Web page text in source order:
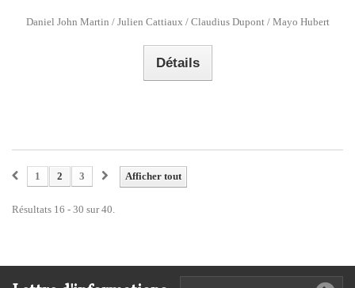
Daniel John Martin / Julien Cattiaux / Claudius Dupont / Mayo Hubert
Détails
Afficher tout
1 2 3
Résultats 16 - 30 sur 40.